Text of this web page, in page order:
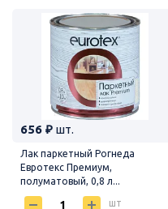
656 ₽ шт.
Лак паркетный Рогнеда
Евротекс Премиум,
полуматовый, 0,8 л...
шт